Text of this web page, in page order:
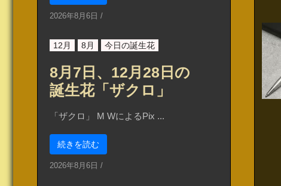
2026年8月6日 /
12月 8月 今日の誕生花
8月7日、12月28日の
誕生花「ザクロ」
「ザクロ」 M WによるPix ...
続きを読む
2026年8月6日 /